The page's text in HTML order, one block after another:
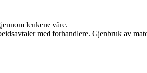
lenkene våre.
med forhandlere. Gjenbruk av